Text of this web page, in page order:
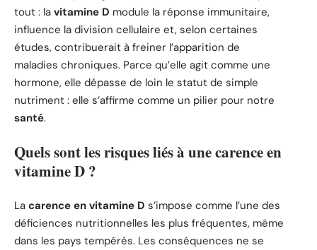
tout : la vitamine D module la réponse immunitaire,
influence la division cellulaire et, selon certaines
études, contribuerait à freiner l’apparition de
maladies chroniques. Parce qu’elle agit comme une
hormone, elle dépasse de loin le statut de simple
nutriment : elle s’affirme comme un pilier pour notre
santé.
Quels sont les risques liés à une carence en
vitamine D ?
La carence en vitamine D s’impose comme l’une des
déficiences nutritionnelles les plus fréquentes, même
dans les pays tempérés. Les conséquences ne se